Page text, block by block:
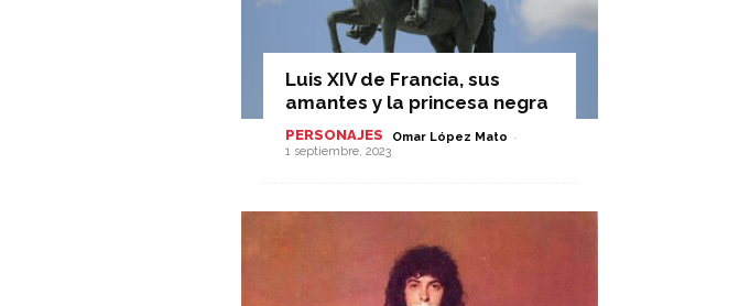
Luis XIV de Francia, sus
amantes y la princesa negra
PERSONAJES Omar López Mato -
1 septiembre, 2023